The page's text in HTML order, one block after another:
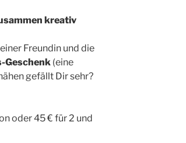
krea­tiv
Freun­din und die
Geschenk (eine
gefällt Dir sehr?
oder 45 € für 2 und